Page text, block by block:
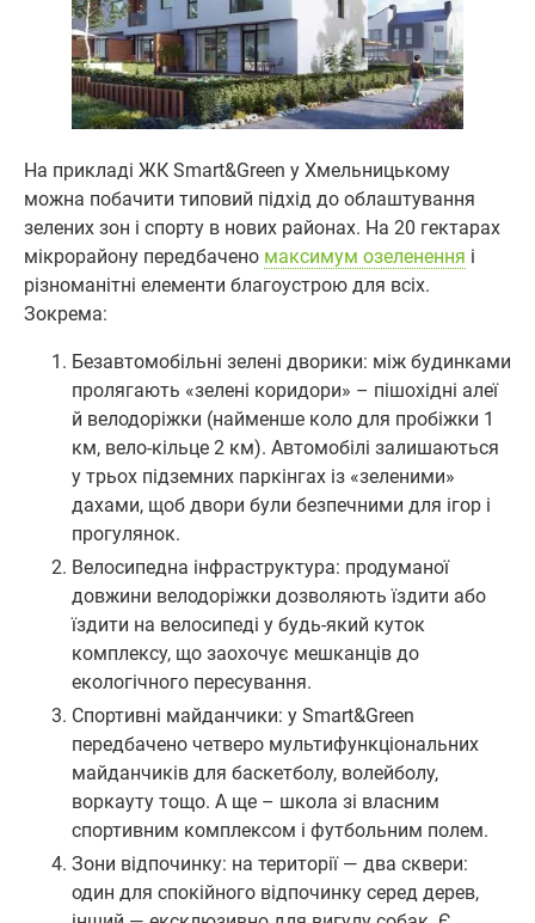
На прикладі ЖК Smart&Green у Хмельницькому
можна побачити типовий підхід до облаштування
зелених зон і спорту в нових районах. На 20 гектарах
мікрорайону передбачено максимум озеленення і
різноманітні елементи благоустрою для всіх.
Зокрема:
Безавтомобільні зелені дворики: між будинками
пролягають «зелені коридори» – пішохідні алеї
й велодоріжки (найменше коло для пробіжки 1
км, вело-кільце 2 км). Автомобілі залишаються
у трьох підземних паркінгах із «зеленими»
дахами, щоб двори були безпечними для ігор і
прогулянок.
Велосипедна інфраструктура: продуманої
довжини велодоріжки дозволяють їздити або
їздити на велосипеді у будь-який куток
комплексу, що заохочує мешканців до
екологічного пересування.
Спортивні майданчики: у Smart&Green
передбачено четверо мультифункціональних
майданчиків для баскетболу, волейболу,
воркауту тощо. А ще – школа зі власним
спортивним комплексом і футбольним полем.
Зони відпочинку: на території — два сквери:
один для спокійного відпочинку серед дерев,